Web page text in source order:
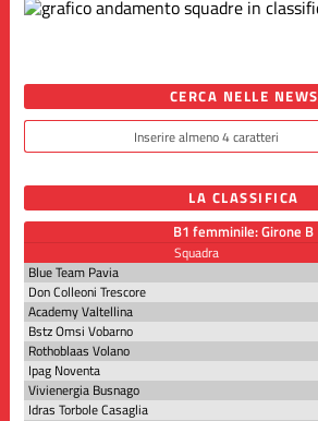
CERCA NELLE NEWS
LA CLASSIFICA
B1 femminile: Girone B
Squadra
Blue Team Pavia
Don Colleoni Trescore
Academy Valtellina
Bstz Omsi Vobarno
Rothoblaas Volano
Ipag Noventa
Vivienergia Busnago
Idras Torbole Casaglia